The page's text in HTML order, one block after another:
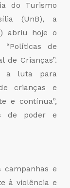
do Turismo
(UnB), a
abriu hoje o
de
de Crianças”.
a luta para
crianças e
e contínua”,
de poder e
campanhas e
à violência e